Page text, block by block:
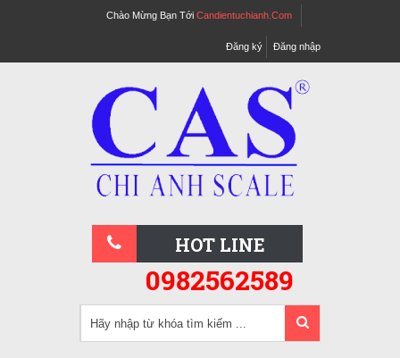
Chào Mừng Bạn Tới Candientuchianh.com
Đăng ký Đăng nhập
HOT LINE
0982562589